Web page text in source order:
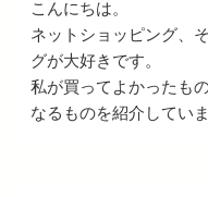
こんにちは。
ネットショッピング、
グが大好きです。
私が買ってよかったも
なるものを紹介していま